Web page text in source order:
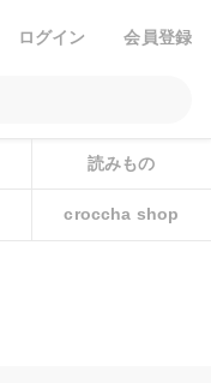
ログイン 会員登録
読みもの
croccha shop